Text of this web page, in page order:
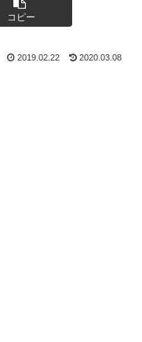
コピー
2019.02.22 2020.03.08